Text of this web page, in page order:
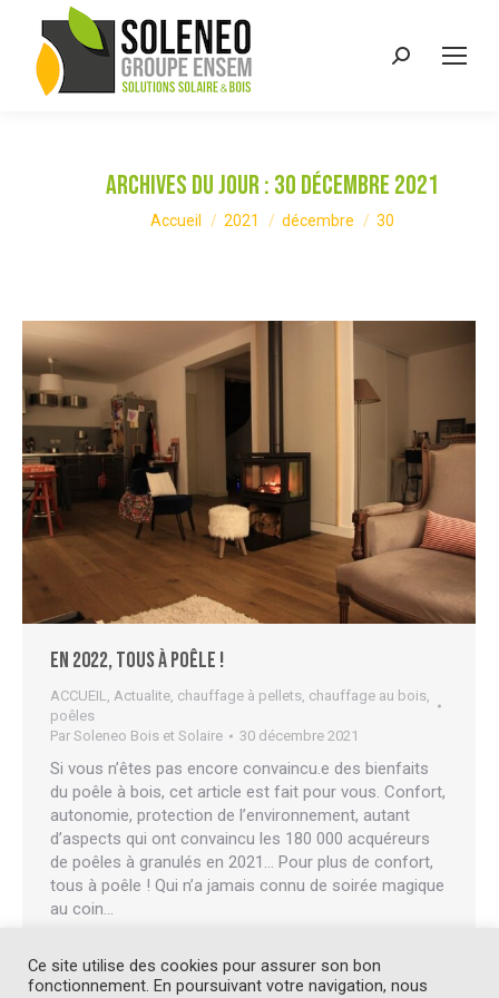
Recherche
Archives du jour : 30 décembre 2021
Vous êtes ici :
Accueil 2021 décembre 30
En 2022, tous à poêle !
ACCUEIL Actualite chauffage à pellets chauffage au bois
poêles
Par Soleneo Bois et Solaire 30 décembre 2021
Si vous n’êtes pas encore convaincu.e des bienfaits
du poêle à bois, cet article est fait pour vous. Confort,
autonomie, protection de l’environnement, autant
d’aspects qui ont convaincu les 180 000 acquéreurs
de poêles à granulés en 2021… Pour plus de confort,
tous à poêle ! Qui n’a jamais connu de soirée magique
au coin…
Ce site utilise des cookies pour assurer son bon
fonctionnement. En poursuivant votre navigation, nous